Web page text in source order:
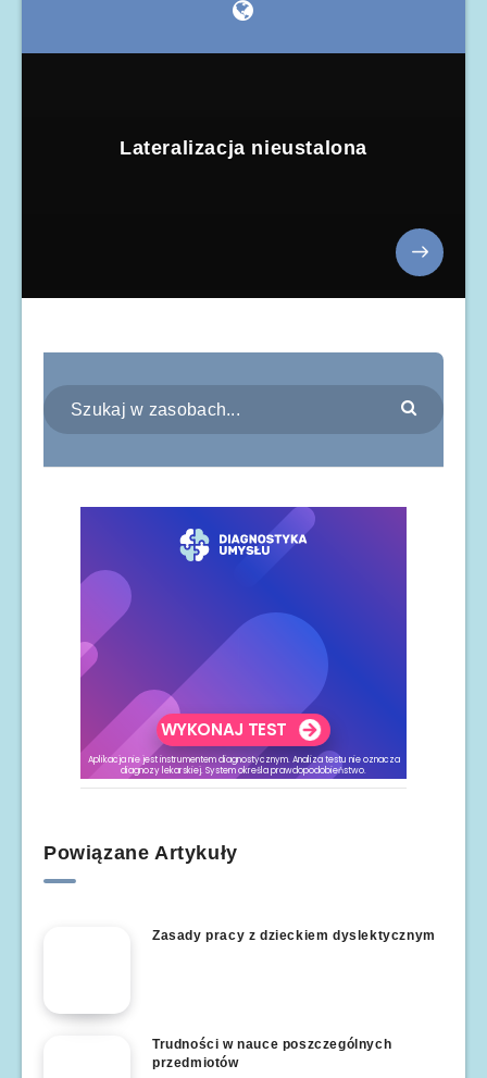
Lateralizacja nieustalona
Powiązane Artykuły
Zasady pracy z dzieckiem dyslektycznym
Trudności w nauce poszczególnych
przedmiotów